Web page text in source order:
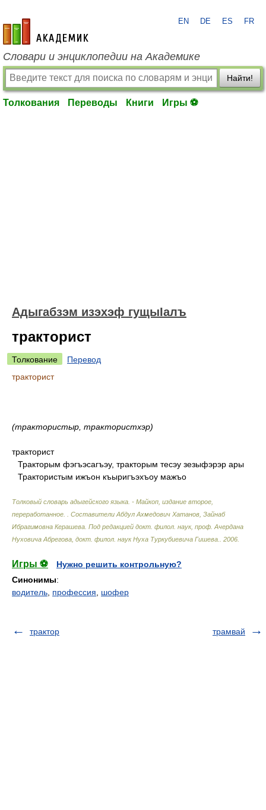
academic.ru
EN DE ES FR
Словари и энциклопедии на Академике
Найти!
Толкования Переводы Книги Игры ⚽
Адыгабзэм изэхэф гущыIалъ
тракторист
Толкование
Перевод
тракторист
(трактористыр, трактористхэр)
тракторист
Тракторым фэгъэсагъэу, тракторым тесэу зезыфэрэр ары
Трактористым ижъон къыригъэхъоу мажъо
Толковый словарь адыгейского языка. - Майкоп, издание второе,
переработанное.
Составители Абдул Ахмедович Хатанов, Зайнаб
Ибрагимовна Керашева. Под редакцией докт. филол. наук, проф. Ачердана
Нуховича Абрегова, докт. филол. наук Нуха Туркубиевича Гишева.
2006
Игры ⚽
Нужно решить контрольную?
Синонимы:
водитель профессия шофер
трактор трамвай